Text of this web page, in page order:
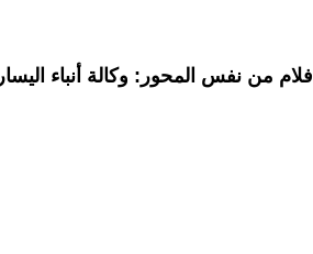
افلام من نفس المحور: وكالة أنباء اليسار